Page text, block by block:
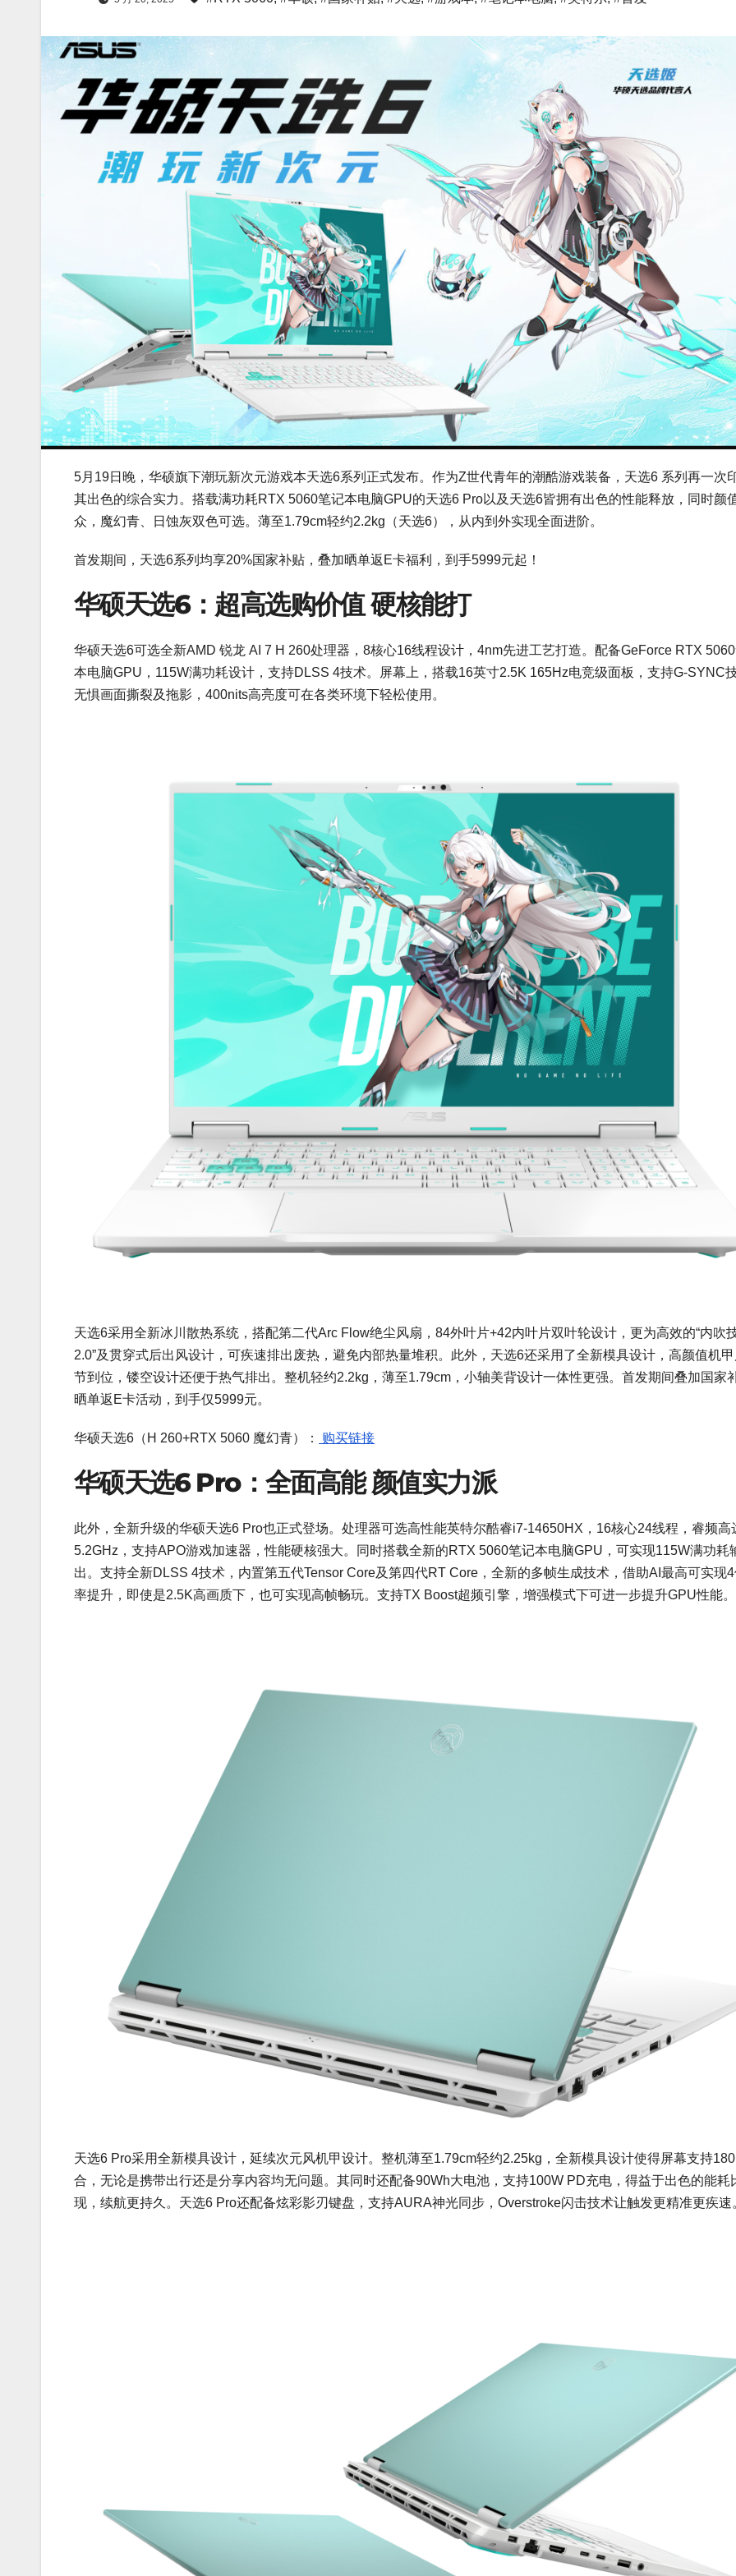
5月19日晚，华硕旗下潮玩新次元游戏本天选6系列正式发布。作为Z世代青年的潮酷游戏装备，天选6 系列再一次
其出色的综合实力。搭载满功耗RTX 5060笔记本电脑GPU的天选6 Pro以及天选6皆拥有出色的性能释放，同时颜
众，魔幻青、日蚀灰双色可选。薄至1.79cm轻约2.2kg（天选6），从内到外实现全面进阶。
首发期间，天选6系列均享20%国家补贴，叠加晒单返E卡福利，到手5999元起！
华硕天选6：超高选购价值 硬核能打
华硕天选6可选全新AMD 锐龙 AI 7 H 260处理器，8核心16线程设计，4nm先进工艺打造。配备GeForce RTX
本电脑GPU，115W满功耗设计，支持DLSS 4技术。屏幕上，搭载16英寸2.5K 165Hz电竞级面板，支持G-SYNC技
无惧画面撕裂及拖影，400nits高亮度可在各类环境下轻松使用。
天选6采用全新冰川散热系统，搭配第二代Arc Flow绝尘风扇，84外叶片+42内叶片双叶轮设计，更为高效的“内吹
2.0”及贯穿式后出风设计，可疾速排出废热，避免内部热量堆积。此外，天选6还采用了全新模具设计，高颜值机
节到位，镂空设计还便于热气排出。整机轻约2.2kg，薄至1.79cm，小轴美背设计一体性更强。首发期间叠加国家
晒单返E卡活动，到手仅5999元。
华硕天选6（H 260+RTX 5060 魔幻青）： 购买链接
华硕天选6 Pro：全面高能 颜值实力派
此外，全新升级的华硕天选6 Pro也正式登场。处理器可选高性能英特尔酷睿i7-14650HX，16核心24线程，睿频高
5.2GHz，支持APO游戏加速器，性能硬核强大。同时搭载全新的RTX 5060笔记本电脑GPU，可实现115W满功耗
出。支持全新DLSS 4技术，内置第五代Tensor Core及第四代RT Core，全新的多帧生成技术，借助AI最高可实现
率提升，即使是2.5K高画质下，也可实现高帧畅玩。支持TX Boost超频引擎，增强模式下可进一步提升GPU性能。
天选6 Pro采用全新模具设计，延续次元风机甲设计。整机薄至1.79cm轻约2.25kg，全新模具设计使得屏幕支持
合，无论是携带出行还是分享内容均无问题。其同时还配备90Wh大电池，支持100W PD充电，得益于出色的能耗
现，续航更持久。天选6 Pro还配备炫彩影刃键盘，支持AURA神光同步，Overstroke闪击技术让触发更精准更疾速